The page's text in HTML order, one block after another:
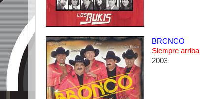
BRONCO
Siempre arriba
2003